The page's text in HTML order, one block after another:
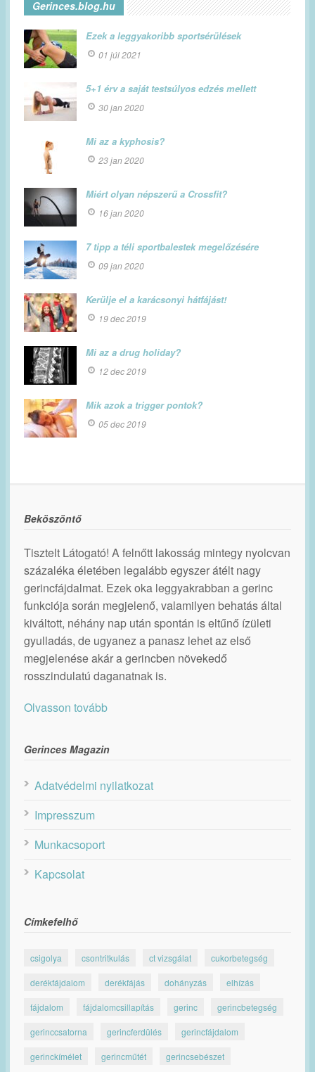
Gerinces.blog.hu
Ezek a leggyakoribb sportsérülések
01 júl 2021
5+1 érv a saját testsúlyos edzés mellett
30 jan 2020
Mi az a kyphosis?
23 jan 2020
Miért olyan népszerű a Crossfit?
16 jan 2020
7 tipp a téli sportbalestek megelőzésére
09 jan 2020
Kerülje el a karácsonyi hátfájást!
19 dec 2019
Mi az a drug holiday?
12 dec 2019
Mik azok a trigger pontok?
05 dec 2019
Beköszöntő
Tisztelt Látogató! A felnőtt lakosság mintegy nyolcvan
százaléka életében legalább egyszer átélt nagy
gerincfájdalmat. Ezek oka leggyakrabban a gerinc
funkciója során megjelenő, valamilyen behatás által
kiváltott, néhány nap után spontán is eltűnő ízületi
gyulladás, de ugyanez a panasz lehet az első
megjelenése akár a gerincben növekedő
rosszindulatú daganatnak is.
Olvasson tovább
Gerinces Magazin
Adatvédelmi nyilatkozat
Impresszum
Munkacsoport
Kapcsolat
Címkefelhő
csigolya csontritkulás ct vizsgálat cukorbetegség
derékfájdalom derékfájás dohányzás elhízás
fájdalom fájdalomcsillapítás gerinc gerincbetegség
gerinccsatorna gerincferdülés gerincfájdalom
gerinckímélet gerincműtét gerincsebészet